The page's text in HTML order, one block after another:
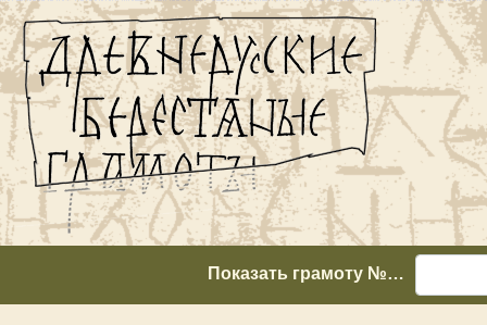
Показать грамоту №…